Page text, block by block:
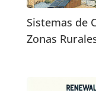
Sistemas de
Zonas